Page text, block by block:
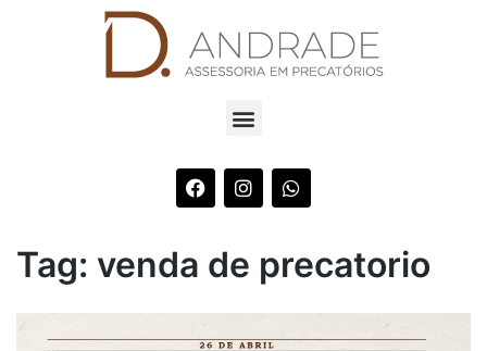
Tag: venda de precatorio